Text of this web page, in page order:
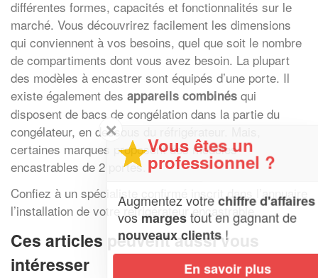
différentes formes, capacités et fonctionnalités sur le
marché. Vous découvrirez facilement les dimensions
qui conviennent à vos besoins, quel que soit le nombre
de compartiments dont vous avez besoin. La plupart
des modèles à encastrer sont équipés d’une porte. Il
existe également des appareils combinés qui
disposent de bacs de congélation dans la partie du
congélateur, en dessous du réfrigérateur. Mais,
certaines marques proposent des modèles
encastrables de 2 portes.
Confiez à un spécialiste confirmé inscrit dans l’annuaire
l’installation de votre réfrigérateur encastrable.
Ces articles peuvent aussi vous
intéresser
✕
Vous êtes un
professionnel ?
Augmentez votrechiffre d'affaireset
vos
margestout en gagnant de
nouveaux clients!
En savoir plus